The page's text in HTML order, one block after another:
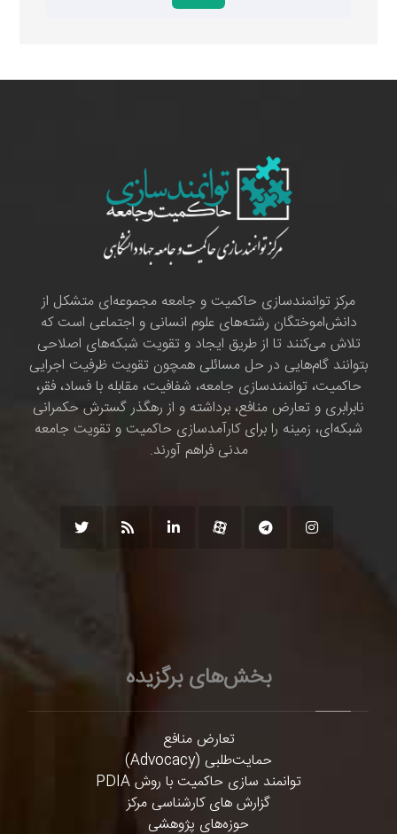
مرکز توانمندسازی حاکمیت و جامعه مجموعه‌ای متشکل از
دانش‌اموختگان رشته‌های علوم انسانی و اجتماعی است که
تلاش می‌کنند تا از طریق ایجاد و تقویت شبکه‌های اصلاحی
بتوانند گام‌هایی در حل مسائلی همچون تقویت ظرفیت اجرایی
حاکمیت، توانمندسازی جامعه، شفافیت، مقابله با فساد، فقر،
نابرابری و تعارض منافع، برداشته و از رهگذر گسترش حکمرانی
شبکه‌ای، زمینه را برای کارآمدسازی حاکمیت و تقویت جامعه
مدنی فراهم آورند.
بخش‌های برگزیده
تعارض منافع
حمایت‌طلبی (Advocacy)
توانمند سازی حاکمیت با روش PDIA
گزارش های کارشناسی مرکز
حوزه‌های پژوهشی